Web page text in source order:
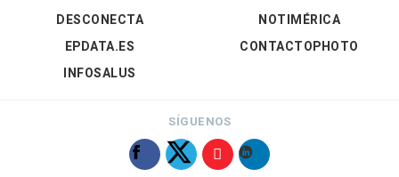
DESCONECTA
EPDATA.ES
INFOSALUS
NOTIMÉRICA
CONTACTOPHOTO
SÍGUENOS